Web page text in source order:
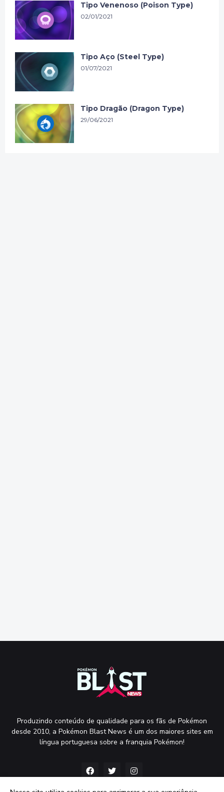
Tipo Venenoso (Poison Type)
02/01/2021
Tipo Aço (Steel Type)
01/07/2021
Tipo Dragão (Dragon Type)
29/06/2021
Produzindo conteúdo de qualidade para os fãs de Pokémon
desde 2010, a Pokémon Blast News é um dos maiores sites em
língua portuguesa sobre a franquia Pokémon!